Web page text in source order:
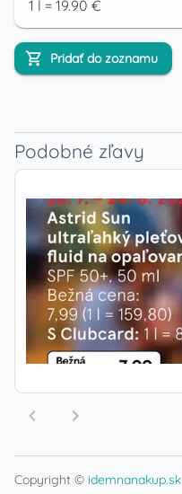
1 l = 19.90 €
Pridať do zoznamu
Podobné zľavy
Copyright © idemnanakup.sk